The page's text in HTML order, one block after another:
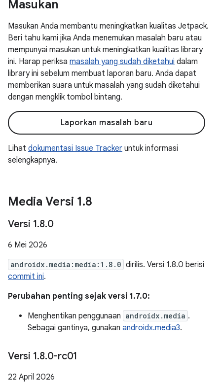
Masukan
Masukan Anda membantu meningkatkan kualitas Jetpack.
Beri tahu kami jika Anda menemukan masalah baru atau
mempunyai masukan untuk meningkatkan kualitas library
ini. Harap periksa masalah yang sudah diketahui dalam
library ini sebelum membuat laporan baru. Anda dapat
memberikan suara untuk masalah yang sudah diketahui
dengan mengklik tombol bintang.
Laporkan masalah baru
Lihat dokumentasi Issue Tracker untuk informasi
selengkapnya.
Media Versi 1.8
Versi 1.8.0
6 Mei 2026
androidx.media:media:1.8.0 dirilis. Versi 1.8.0 berisi
commit ini.
Perubahan penting sejak versi 1.7.0:
Menghentikan penggunaan androidx.media .
Sebagai gantinya, gunakan androidx.media3.
Versi 1.8.0-rc01
22 April 2026